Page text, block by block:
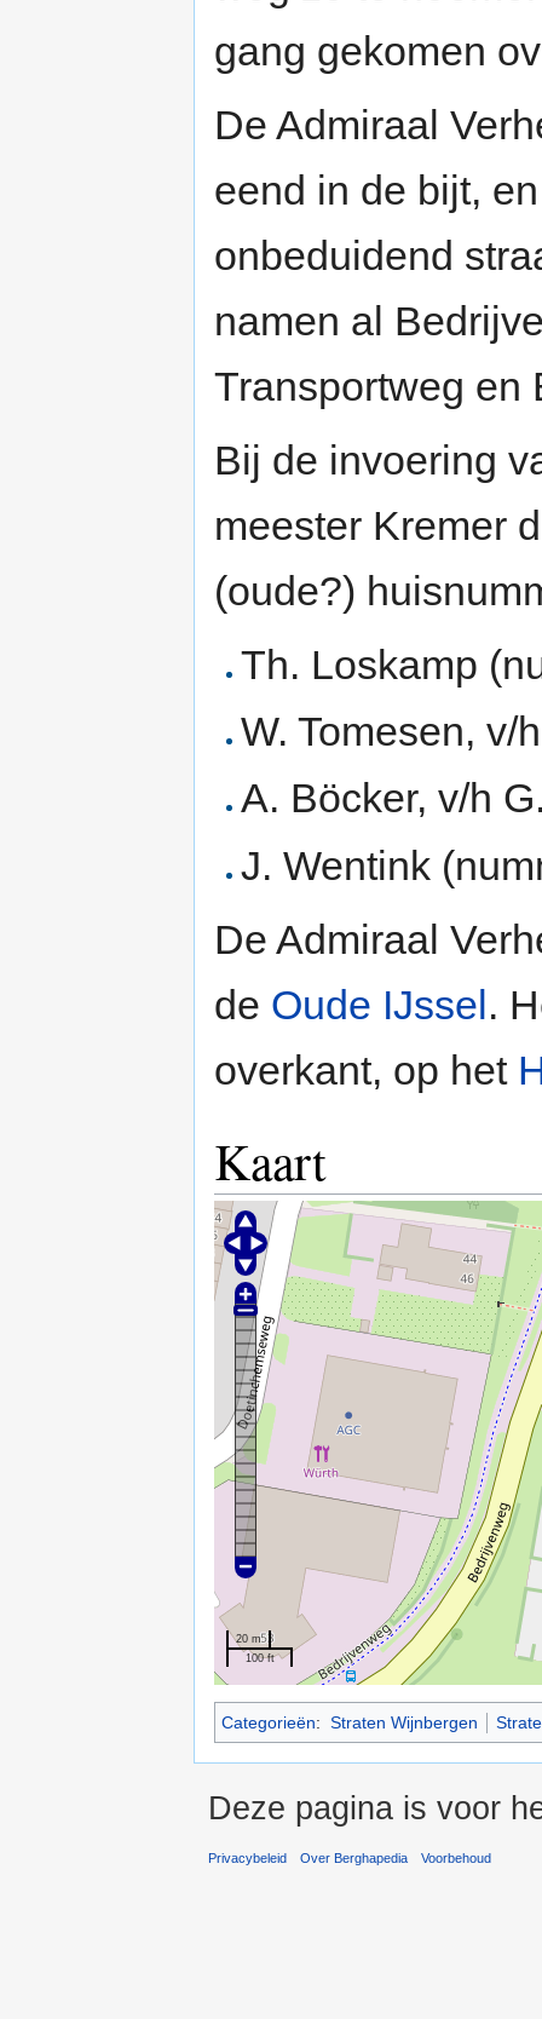
gang gekomen
De Admiraal
eend in de bijt,
onbeduidend
namen al
Transportweg en
Bij de invoering
meester Kremer
(oude?)
Th. Loskamp
W. Tomesen, v/
A. Böcker, v/h
J. Wentink
De Admiraal
de Oude IJssel.
overkant, op het
Kaart
20 m
100 ft
Categorieën: Straten Wijnbergen
Deze pagina is voor
Privacybeleid Over Berghapedia Voorbehoud